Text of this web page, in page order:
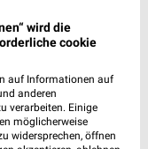
FÜR ZUHAUSE
wird die
cookie
auf Informationen auf
anderen
verarbeiten. Einige
möglicherweise
widersprechen, öffnen